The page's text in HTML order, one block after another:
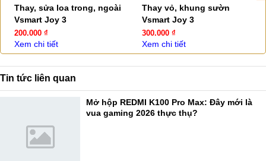
Thay, sửa loa trong, ngoài
Vsmart Joy 3
200.000 ₫
Xem chi tiết
Thay vỏ, khung sườn
Vsmart Joy 3
300.000 ₫
Xem chi tiết
Tin tức liên quan
Mở hộp REDMI K100 Pro Max: Đây mới là
vua gaming 2026 thực thụ?